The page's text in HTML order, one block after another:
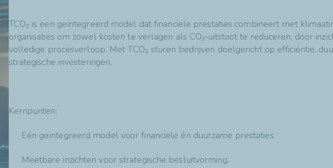
TCO₂ is een geïntegreerd model dat financiële prestaties combineert met
organisaties om zowel kosten te verlagen als CO₂‑uitstoot te reduceren, door
volledige procesverloop. Met TCO₂ sturen bedrijven doelgericht op efficiëntie,
strategische investeringen.
Kernpunten:
Eén geïntegreerd model voor financiële én duurzame prestaties.
Meetbare inzichten voor strategische besluitvorming.